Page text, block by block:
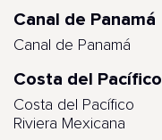
Canal de Panamá
Canal de Panamá
Costa del Pacífico
Costa del Pacífico
Riviera Mexicana